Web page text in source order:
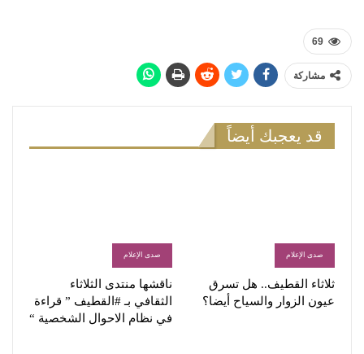
69
مشاركة
قد يعجبك أيضاً
صدى الإعلام
ثلاثاء القطيف.. هل تسرق
عيون الزوار والسياح أيضا؟
صدى الإعلام
ناقشها منتدى الثلاثاء
الثقافي بـ #القطيف ” قراءة
في نظام الاحوال الشخصية “